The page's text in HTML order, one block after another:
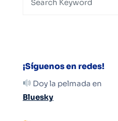
¡Síguenos en redes!
Doy la pelmada en
Bluesky